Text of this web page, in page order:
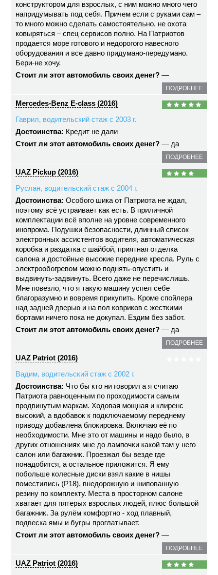
конструктором для взрослых, с ним можно много чего
напридумывать под себя. Причем если с руками сам –
то много можно сделать самостоятельно, не охота
ковыряться – спец сервисов полно. На Патриотов
продается море готового и недорогого навесного
оборудования и все давно придумано-передумано.
Бери-не хочу.
Стоит ли этот автомобиль своих денег? —
ПОДРОБНЕЕ
Mercedes-Benz E-class (2016)
Гаврил, водительский стаж с 2003 г.
Достоинства: Кредит не дали
Стоит ли этот автомобиль своих денег? — да
ПОДРОБНЕЕ
UAZ Pickup (2016)
Руслан, водительский стаж с 2004 г.
Достоинства: Особого шика от Патриота не ждал,
поэтому всё устраивает как есть. В приличной
комплектации всё вполне на уровне современного
инопрома. Подушки безопасности, длинный список
электронных ассистентов водителя, автоматическая
коробка и раздатка с шайбой, приятная отделка
салона и достойные высокие передние кресла. Руль с
электрообогревом можно поднять-опустить и
выдвинуть-задвинуть. Всего даже не перечислишь.
Мне повезло, что я такую машину успел себе
благоразумно и вовремя прикупить. Кроме спойлера
над задней дверью и на пол ковриков с жесткими
бортами ничего пока не докупал. Ездим без забот.
Стоит ли этот автомобиль своих денег? — да
ПОДРОБНЕЕ
UAZ Patriot (2016)
Вадим, водительский стаж с 2002 г.
Достоинства: Что бы кто ни говорил а я считаю
Патриота равноценным по проходимости самым
продвинутым маркам. Ходовая мощная и клиренс
высокий, а вдобавок к подключаемому переднему
приводу добавлена блокировка. Включаю её по
необходимости. Мне это от машины и надо было, в
других отношениях мне до лампочки какой там у него
салон или багажник. Проезжал бы везде где
понадобится, а остальное приложится. Я ему
побольше колесные диски взял какие в нишы
поместились (Р18), внедорожную и шипованную
резину по комплекту. Места в просторном салоне
хватает для пятерых взрослых людей, плюс большой
багажник. За рулём комфортно - ход плавный,
подвеска ямы и бугры проглатывает.
Стоит ли этот автомобиль своих денег? —
ПОДРОБНЕЕ
UAZ Patriot (2016)